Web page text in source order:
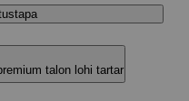
talon lohi tartar